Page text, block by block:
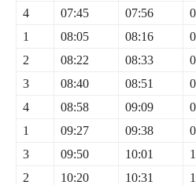
4
07:45 07:56
1
08:05 08:16
2
08:22 08:33
3
08:40 08:51
4
08:58 09:09
1
09:27 09:38
3
09:50 10:01
2
10:20 10:31